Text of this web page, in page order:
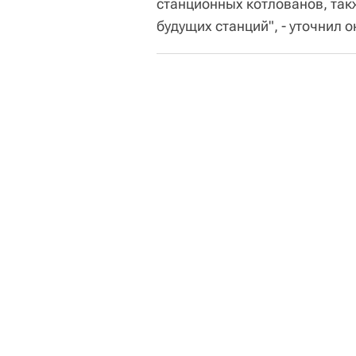
станционных котлованов,
будущих станций", - уточнил